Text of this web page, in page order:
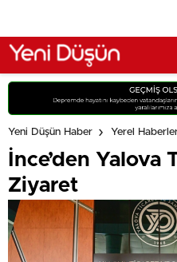
Yeni Düşün Haber Yerel
İnce’den Yalova
Ziyaret